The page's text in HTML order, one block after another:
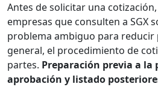
Antes de solicitar una
empresas que consulten a SGX
problema ambiguo para reducir
general, el procedimiento de
partes. Preparación previa a la
aprobación y listado